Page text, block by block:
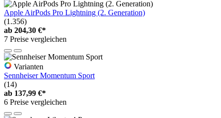
Apple AirPods Pro Lightning (2. Generation)
(1.356)
ab 204,30 €*
7 Preise vergleichen
Varianten
Sennheiser Momentum Sport
(14)
ab 137,99 €*
6 Preise vergleichen